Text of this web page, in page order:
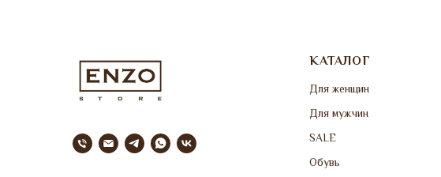
КАТАЛОГ
Для женщин
Для мужчин
SALE
Обувь